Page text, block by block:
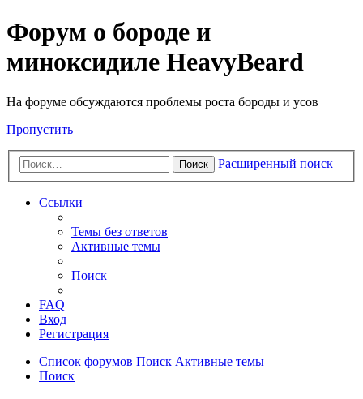
Форум о бороде и
миноксидиле HeavyBeard
На форуме обсуждаются проблемы роста бороды и усов
Пропустить
Поиск Расширенный поиск
Ссылки
Темы без ответов
Активные темы
Поиск
FAQ
Вход
Регистрация
Список форумов Поиск Активные темы
Поиск